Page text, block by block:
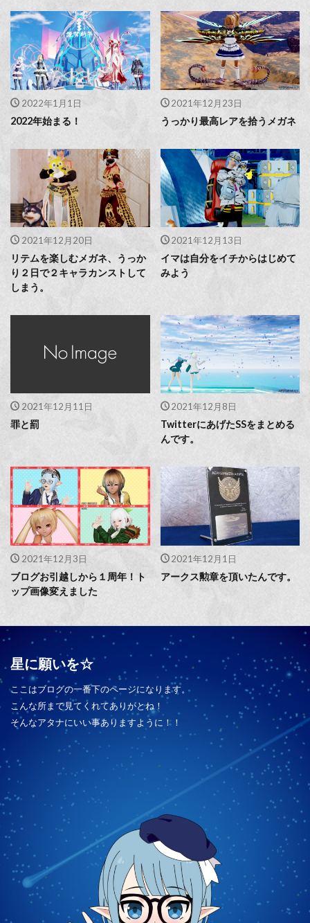
2022年1月1日
2022年始まる！
2021年12月23日
うっかり最高レアを拾うメガネ
2021年12月20日
リテムを楽しむメガネ、うっか
り２日で２キャラカンストして
しまう。
2021年12月13日
イマは自分をイチからはじめて
みよう
2021年12月11日
罪と罰
2021年12月8日
TwitterにあげたSSをまとめる
んです。
2021年12月3日
ブログお引越しから１周年！ト
ップ画像変えました
2021年12月1日
アークス勲章を頂いたんです。
星に願いを☆
ここはブログの一番下のページになります。
こんな所まで見てくれてありがとね！
そんなアタナにいい事ありますように！！